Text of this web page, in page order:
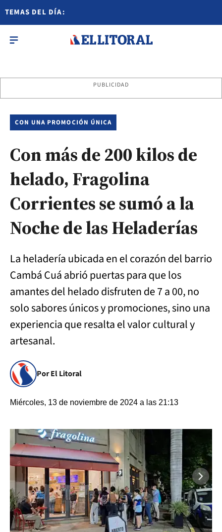
TEMAS DEL DÍA:
PUBLICIDAD
CON UNA PROMOCIÓN ÚNICA
Con más de 200 kilos de
helado, Fragolina
Corrientes se sumó a la
Noche de las Heladerías
La heladería ubicada en el corazón del barrio
Cambá Cuá abrió puertas para que los
amantes del helado disfruten de 7 a 00, no
solo sabores únicos y promociones, sino una
experiencia que resalta el valor cultural y
artesanal.
Por El Litoral
Miércoles, 13 de noviembre de 2024 a las 21:13